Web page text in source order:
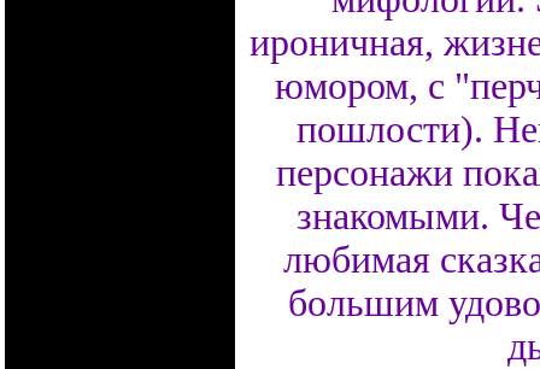
ироничная,
юмором, с
пошлости).
персонажи
знакомыми.
любимая
большим